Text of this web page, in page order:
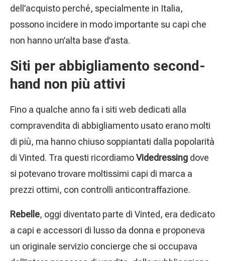
dell’acquisto perché, specialmente in Italia,
possono incidere in modo importante su capi che
non hanno un’alta base d’asta.
Siti per abbigliamento second-
hand non più attivi
Fino a qualche anno fa i siti web dedicati alla
compravendita di abbigliamento usato erano molti
di più, ma hanno chiuso soppiantati dalla popolarità
di Vinted. Tra questi ricordiamoVidedressing dove
si potevano trovare moltissimi capi di marca a
prezzi ottimi, con controlli anticontraffazione.
Rebelle, oggi diventato parte di Vinted, era dedicato
a capi e accessori di lusso da donna e proponeva
un originale servizio concierge che si occupava